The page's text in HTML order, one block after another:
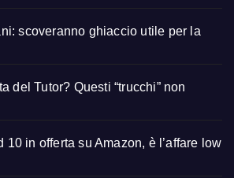
scoveranno ghiaccio utile per la
del Tutor? Questi “trucchi” non
10 in offerta su Amazon, è l’affare low